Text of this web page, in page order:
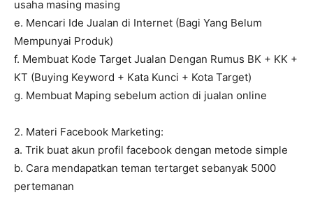
usaha masing masing
e. Mencari Ide Jualan di Internet (Bagi Yang Belum
Mempunyai Produk)
f. Membuat Kode Target Jualan Dengan Rumus BK + KK +
KT (Buying Keyword + Kata Kunci + Kota Target)
g. Membuat Maping sebelum action di jualan online
2. Materi Facebook Marketing:
a. Trik buat akun profil facebook dengan metode simple
b. Cara mendapatkan teman tertarget sebanyak 5000
pertemanan